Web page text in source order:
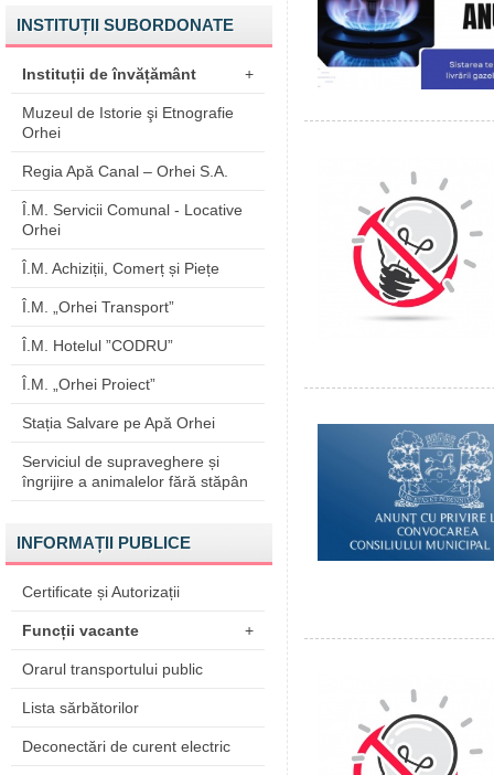
INSTITUȚII SUBORDONATE
Instituții de învățământ +
Muzeul de Istorie şi Etnografie
Orhei
Regia Apă Canal – Orhei S.A.
Î.M. Servicii Comunal - Locative
Orhei
Î.M. Achiziții, Comerț și Piețe
Î.M. „Orhei Transport”
Î.M. Hotelul ”CODRU”
Î.M. „Orhei Proiect”
Stația Salvare pe Apă Orhei
Serviciul de supraveghere și
îngrijire a animalelor fără stăpân
INFORMAȚII PUBLICE
Certificate și Autorizații
Funcții vacante +
Orarul transportului public
Lista sărbătorilor
Deconectări de curent electric